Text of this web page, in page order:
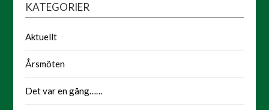
KATEGORIER
Aktuellt
Årsmöten
Det var en gång……